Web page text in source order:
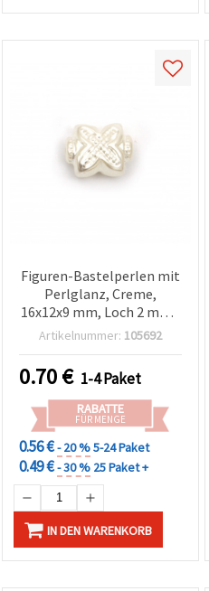
Figuren-Bastelperlen mit
Perlglanz, Creme,
16x12x9 mm, Loch 2 mm -
20 g (~20 Stk.)
Artikelnummer: 105692
0.70€ 1-4 Paket
RABATTE
FÜR MENGE
0.56 €- 20 %5-24 Paket
0.49 €- 30 % 25 Paket +
IN DEN WARENKORB